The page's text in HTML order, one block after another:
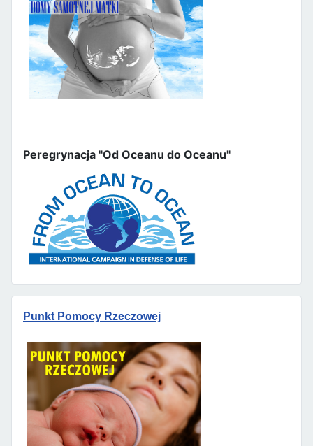
Peregrynacja "Od Oceanu do Oceanu"
Punkt Pomocy Rzeczowej